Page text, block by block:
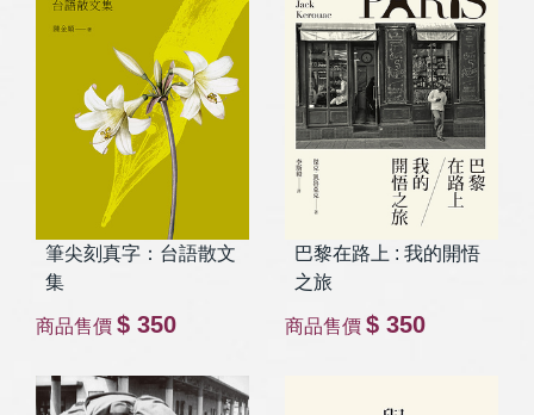
筆尖刻真字：台語散文
集
商品售價 $ 350
巴黎在路上 : 我的開悟
之旅
商品售價 $ 350